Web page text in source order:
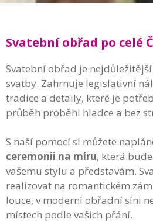
Svatební obřad po celé
Svatební obřad je
svatby. Zahrnuje legislativní
tradice a detaily, které je
průběh proběhl hladce a bez
S naší pomocí si můžete
ceremonii na míru, která
vašemu stylu a představám.
realizovat na romantickém
louce, v moderní obřadní síni
místech podle vašich přání.